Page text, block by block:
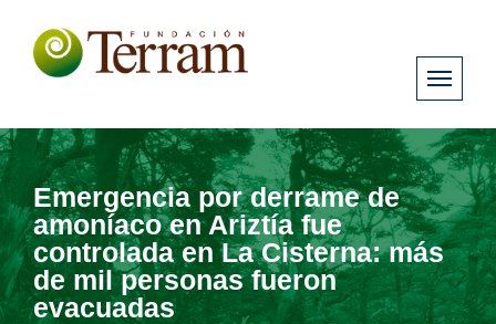
Emergencia por derrame de
amoníaco en Ariztía fue
controlada en La Cisterna: más
de mil personas fueron
evacuadas